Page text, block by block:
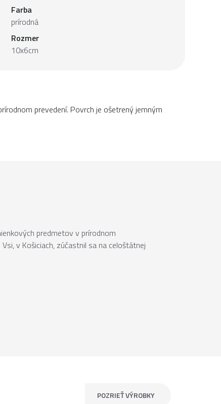
Farba
prírodná
Rozmer
10x6cm
prevedení. Povrch je ošetrený jemným
predmetov v prírodnom
v Košiciach, zúčastnil sa na celoštátnej
POZRIEŤ VÝROBKY